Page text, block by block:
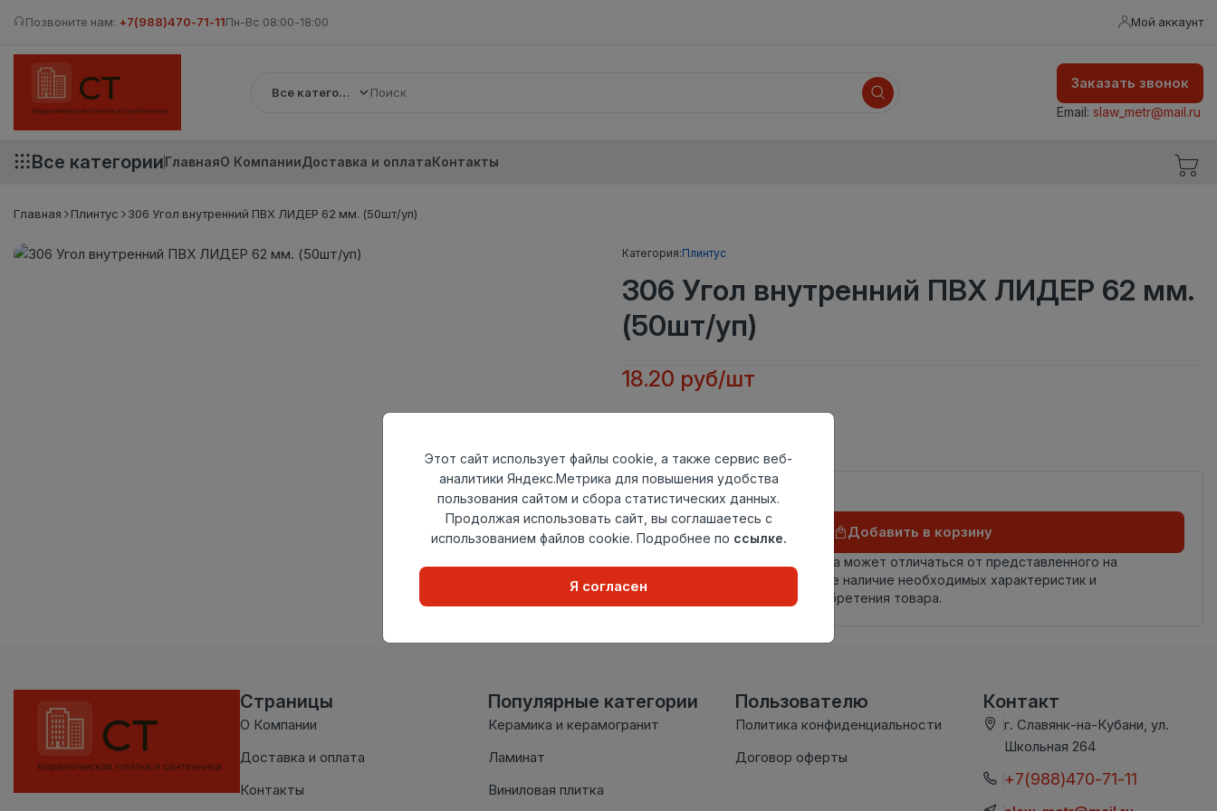
Позвоните нам: +7(988)470-71-11Пн-Вс 08:00-18:00 Мой аккаунт
Все категории
Заказать звонок
Email: slaw_metr@mail.ru
Все категорииГлавнаяО КомпанииДоставка и оплатаКонтакты
Главная Плинтус 306 Угол внутренний ПВХ ЛИДЕР 62 мм. (50шт/уп)
Категория:Плинтус
306 Угол внутренний ПВХ ЛИДЕР 62 мм.
(50шт/уп)
18.20 руб/шт
Материал
ПВХ
Осталось137 шт
Добавить в корзину
Внимание! Внешний вид товара может отличаться от представленного на
настоящем сайте. Проверяйте наличие необходимых характеристик и
комплектации в момент приобретения товара.
Страницы
О Компании
Доставка и оплата
Контакты
Популярные категории
Керамика и керамогранит
Ламинат
Виниловая плитка
Пользователю
Политика конфиденциальности
Договор оферты
Контакт
г. Славянк-на-Кубани, ул.
Школьная 264
+7(988)470-71-11
Этот сайт использует файлы cookie, а также сервис веб-
аналитики Яндекс.Метрика для повышения удобства
пользования сайтом и сбора статистических данных.
Продолжая использовать сайт, вы соглашаетесь с
использованием файлов cookie. Подробнее по ссылке.
Я согласен